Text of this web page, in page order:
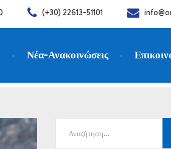
(+30) 22613-51101
Νέα-Ανακοινώσεις